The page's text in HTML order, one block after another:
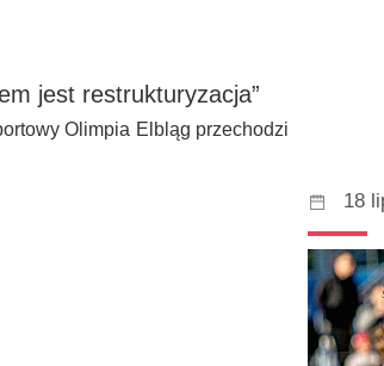
jest restrukturyzacja”
Olimpia Elbląg przechodzi
18